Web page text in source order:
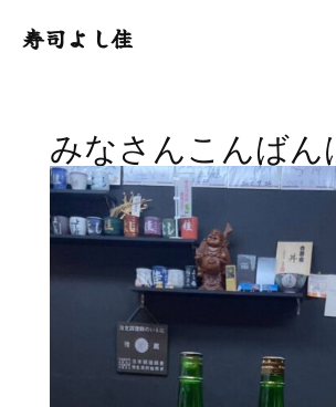
寿司よし佳
みなさんこんば